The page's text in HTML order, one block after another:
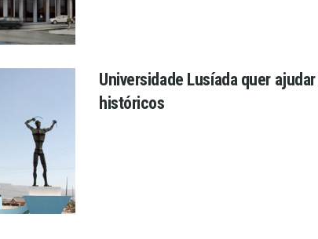
Universidade Lusíada quer
históricos